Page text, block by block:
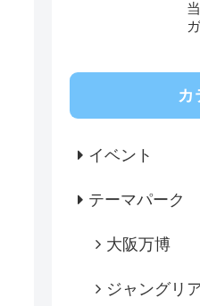
カ
イベント
テーマパーク
大阪万博
ジャングリ